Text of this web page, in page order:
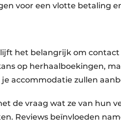
voor een vlotte betaling
het belangrijk om
op herhaalboekingen,
accommodatie zullen
de vraag wat ze van hun
Reviews beïnvloeden